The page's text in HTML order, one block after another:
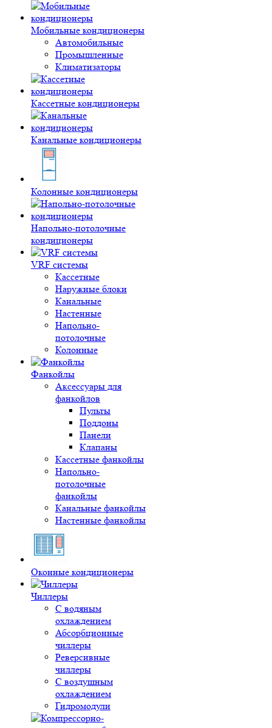
Мобильные кондиционеры
Автомобильные
Промышленные
Климатизаторы
Кассетные кондиционеры
Канальные кондиционеры
Колонные кондиционеры
Напольно-потолочные
кондиционеры
VRF системы
Кассетные
Наружные блоки
Канальные
Настенные
Напольно-
потолочные
Колонные
Фанкойлы
Аксессуары для
фанкойлов
Пульты
Поддоны
Панели
Клапаны
Кассетные фанкойлы
Напольно-
потолочные
фанкойлы
Канальные фанкойлы
Настенные фанкойлы
Оконные кондиционеры
Чиллеры
С водяным
охлаждением
Абсорбционные
чиллеры
Реверсивные
чиллеры
С воздушным
охлаждением
Гидромодули